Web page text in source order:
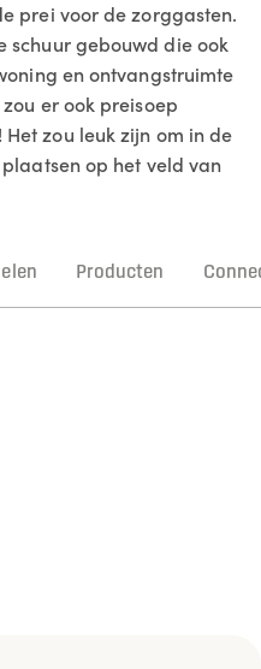
prei voor de zorggasten.
schuur gebouwd die ook
en ontvangstruimte
er ook preisoep
zou leuk zijn om in de
op het veld van
Producten